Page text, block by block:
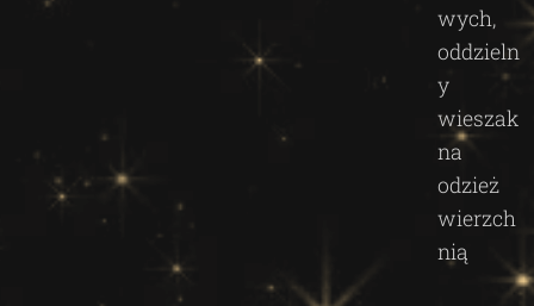
wych,
oddzieln
y
wieszak
na
odzież
wierzch
nią